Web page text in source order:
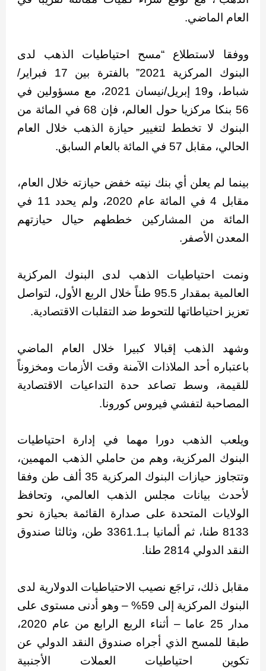
العام الماضي.
ووفقا لاستطلاع “مسح احتياطيات الذهب لدى
البنوك المركزية 2021” بالفترة بين 17 فبراير/
شباط، و19 إبريل/نيسان 2021، مع مسؤولين في
56 بنكا مركزيا حول العالم، فإن 68 في المائة من
البنوك لا تخطط لتغيير حيازة الذهب خلال العام
الحالي، مقابل 57 في المائة بالعام السابق.
بينما لم يعلن أي بنك نيته خفض حيازته خلال العام،
مقابل 4 في المائة عام 2020، ولم يحدد 11 في
المائة من المشاركين خططهم حيال حيازتهم
المعدن الأصفر.
ونمت احتياطيات الذهب لدى البنوك المركزية
العالمية بمقدار 95.5 طناً خلال الربع الأول، لتواصل
تعزيز احتياطاتها للتحوط ضد التقلبات الاقتصادية.
وشهد الذهب إقبالا كبيرا خلال العام الماضي
باعتباره أحد الملاذات الآمنة وقت الأزمات ومخزوناً
للقيمة، وسط تصاعد حدة التداعيات الاقتصادية
المصاحبة لتفشي فيروس كورونا.
ويلعب الذهب دورا مهما في إدارة احتياطيات
البنوك المركزية، وهم من حاملي الذهب المهمين،
وتتجاوز حيازات البنوك المركزية 35 ألف طن وفقا
لأحدث بيانات مجلس الذهب العالمي، وتحافظ
الولايات المتحدة على صدارة القائمة بحيازة نحو
8133 طنا، ثم ألمانيا بـ3361.1 طن، وثالثا صندوق
النقد الدولي 2814 طنا.
مقابل ذلك، تراجَع نصيب الاحتياطيات الدولارية لدى
البنوك المركزية إلى 59% – وهو أدنى مستوى على
مدار 25 عاما – أثناء الربع الرابع من عام 2020،
طبقا للمسح الذي أجراه صندوق النقد الدولي عن
تكوين احتياطيات العملات الأجنبية